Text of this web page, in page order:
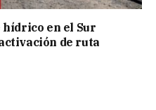
en el Sur
de ruta